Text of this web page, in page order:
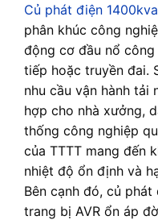
Củ phát điện 1400kva
phân khúc công
động cơ đầu nổ
tiếp hoặc truyền đai.
nhu cầu vận hành tải
hợp cho nhà xưởng,
thống công nghiệp
của TTTT mang đến
nhiệt độ ổn định và
Bên cạnh đó, củ
trang bị AVR ổn áp